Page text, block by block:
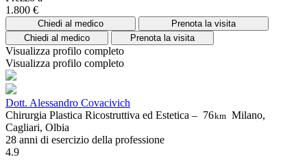
1.800 €
Chiedi al medico
Prenota la visita
Chiedi al medico
Prenota la visita
Visualizza profilo completo
Visualizza profilo completo
Dott. Alessandro Covacivich
Chirurgia Plastica Ricostruttiva ed Estetica – 76km Milano,
Cagliari, Olbia
28 anni di esercizio della professione
4.9